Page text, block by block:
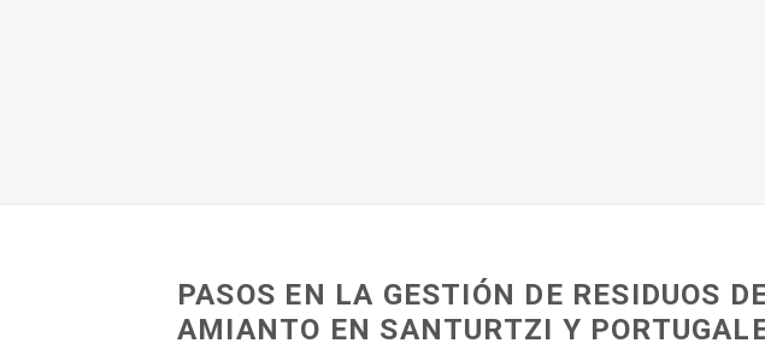
PASOS EN LA GESTIÓN DE RESIDUOS
AMIANTO EN SANTURTZI Y